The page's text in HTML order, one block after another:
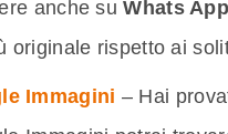
anche suWhats App
originale rispetto ai
Immagini – Hai